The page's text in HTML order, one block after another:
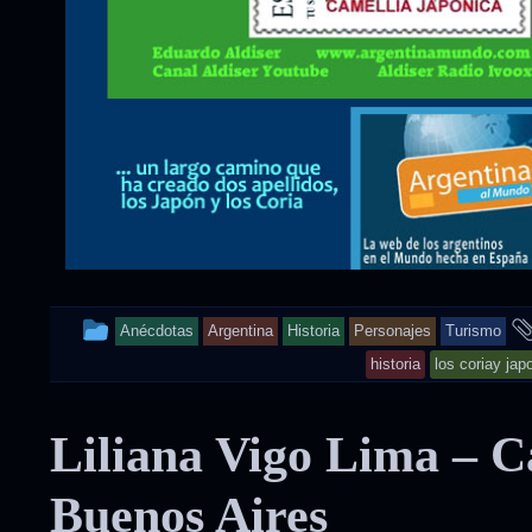
This
posted
Anécdotas Argentina Historia Personajes Turismo
historia
los coriay
Liliana Vigo Lima –
Buenos Aires